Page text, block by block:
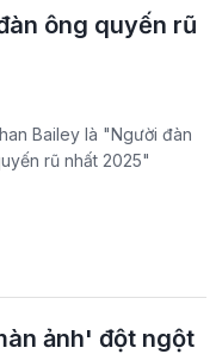
ông quyến rũ
Bailey là "Người đàn
rũ nhất 2025"
ảnh' đột ngột